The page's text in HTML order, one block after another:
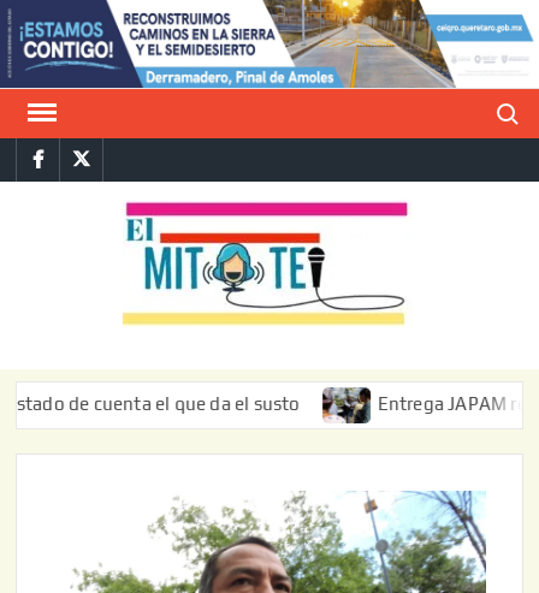
Saltar
al
contenido
FacebookTwitter
cuenta el que da el susto Entrega JAPAM